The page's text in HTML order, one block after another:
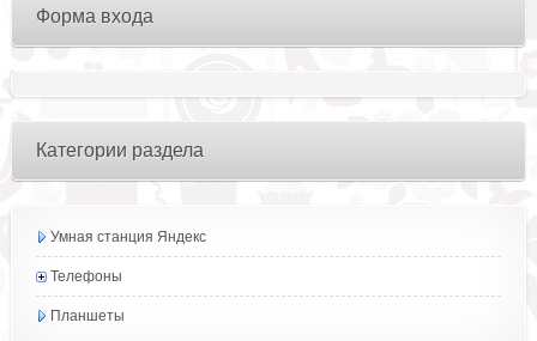
Форма входа
Категории раздела
Умная станция Яндекс
Телефоны
Планшеты